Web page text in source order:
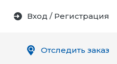
Вход / Регистрация
Отследить заказ